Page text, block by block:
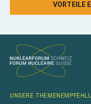
VORTEILE
UNSERE